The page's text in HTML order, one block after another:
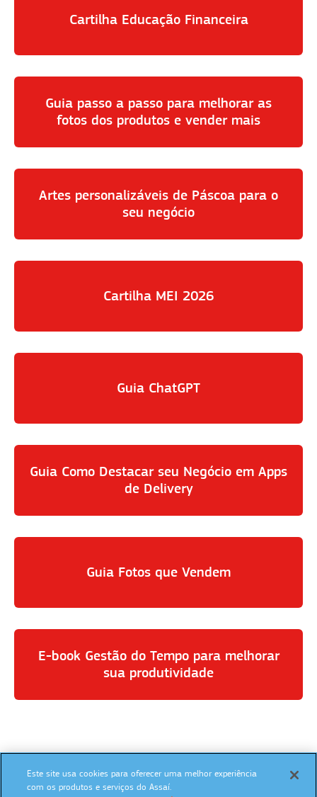
Cartilha Educação Financeira
Guia passo a passo para melhorar as
fotos dos produtos e vender mais
Artes personalizáveis de Páscoa para o
seu negócio
Cartilha MEI 2026
Guia ChatGPT
Guia Como Destacar seu Negócio em Apps
de Delivery
Guia Fotos que Vendem
E-book Gestão do Tempo para melhorar
sua produtividade
SIGA NAS REDES SOCIAIS:
Este site usa cookies para oferecer uma melhor experiência
com os produtos e serviços do Assaí.